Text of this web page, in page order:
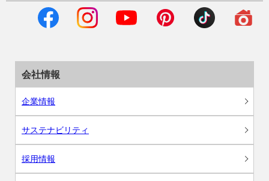
会社情報
企業情報
サステナビリティ
採用情報